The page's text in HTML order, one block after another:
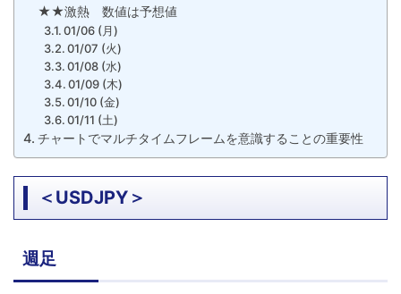
★★激熱 数値は予想値
01/06 (月)
01/07 (火)
01/08 (水)
01/09 (木)
01/10 (金)
01/11 (土)
チャートでマルチタイムフレームを意識することの重要性
＜USDJPY＞
週足